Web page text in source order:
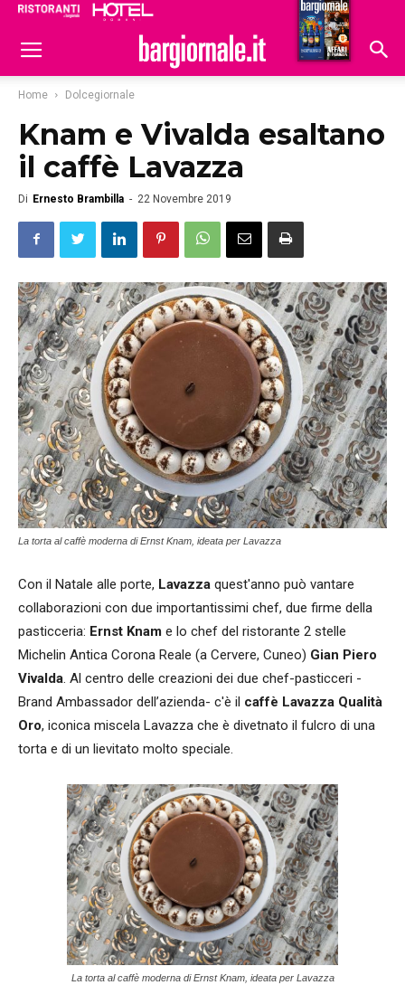
Hoteldomani
Home Dolcegiornale
Knam e Vivalda esaltano
il caffè Lavazza
Di Ernesto Brambilla - 22 Novembre 2019
La torta al caffè moderna di Ernst Knam, ideata per Lavazza
Con il Natale alle porte, Lavazza quest'anno può vantare
collaborazioni con due importantissimi chef, due firme della
pasticceria: Ernst Knam e lo chef del ristorante 2 stelle
Michelin Antica Corona Reale (a Cervere, Cuneo) Gian Piero
Vivalda. Al centro delle creazioni dei due chef-pasticceri -
Brand Ambassador dell’azienda- c'è il caffè Lavazza Qualità
Oro, iconica miscela Lavazza che è divetnato il fulcro di una
torta e di un lievitato molto speciale.
La torta al caffè moderna di Ernst Knam, ideata per Lavazza